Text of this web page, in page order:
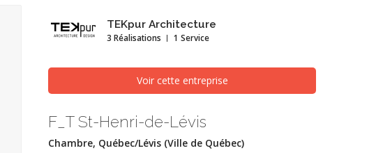
TEKpur Architecture
3 Réalisations 1 Service
Voir cette entreprise
F_T St-Henri-de-Lévis
Chambre, Québec/Lévis (Ville de Québec)